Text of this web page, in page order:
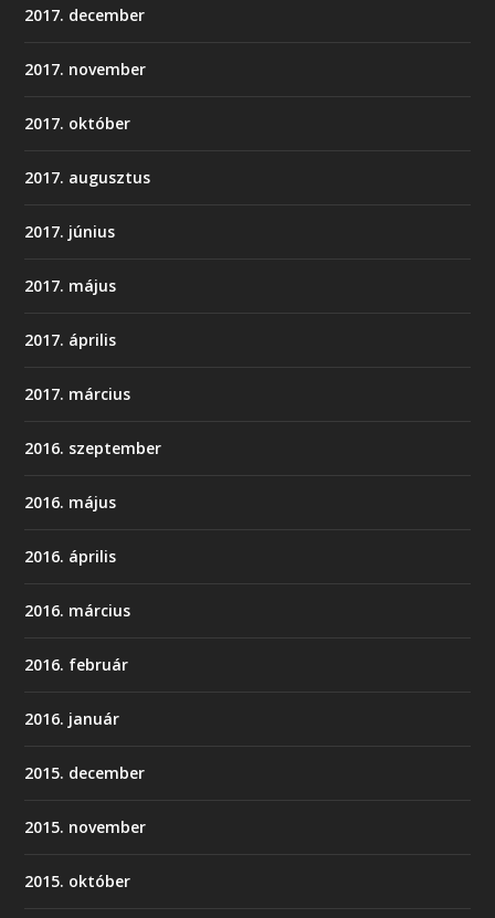
2017. december
2017. november
2017. október
2017. augusztus
2017. június
2017. május
2017. április
2017. március
2016. szeptember
2016. május
2016. április
2016. március
2016. február
2016. január
2015. december
2015. november
2015. október